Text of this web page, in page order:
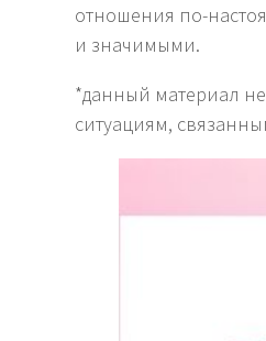
отношения по-
и значимыми.
*данный материал
ситуациям,